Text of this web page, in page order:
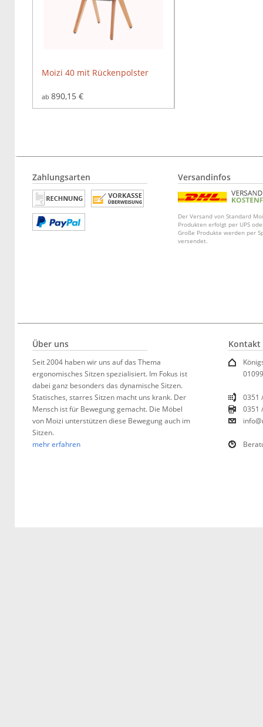
Moizi 40 mit Rückenpolster
ab 890,15 €
Zahlungsarten Versandinfos
Der Versand von Standard
Produkten erfolgt per UPS
Große Produkte werden per
versendet.
Über uns
Seit 2004 haben wir uns auf das Thema
ergonomisches Sitzen spezialisiert. Im Fokus ist
dabei ganz besonders das dynamische Sitzen.
Statisches, starres Sitzen macht uns krank. Der
Mensch ist für Bewegung gemacht. Die Möbel
von Moizi unterstützen diese Bewegung auch im
Sitzen.
mehr erfahren
Kontakt
0351
0351